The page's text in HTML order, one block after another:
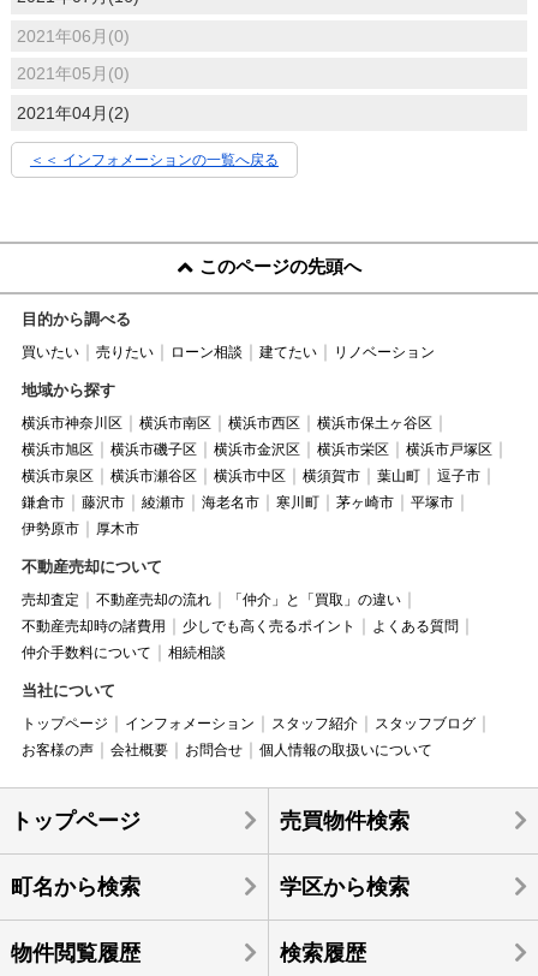
2021年06月(0)
2021年05月(0)
2021年04月(2)
＜＜ インフォメーションの一覧へ戻る
このページの先頭へ
目的から調べる
買いたい 売りたい ローン相談 建てたい リノベーション
地域から探す
横浜市神奈川区 横浜市南区 横浜市西区
横浜市保土ヶ谷区
横浜市旭区
横浜市磯子区 横浜市金沢区 横浜市栄区
横浜市戸塚区
横浜市泉区
横浜市瀬谷区 横浜市中区 横須賀市 葉山町
逗子市
鎌倉市
藤沢市 綾瀬市 海老名市 寒川町 茅ヶ崎市
平塚市
伊勢原市
厚木市
不動産売却について
売却査定 不動産売却の流れ
「仲介」と「買取」の違い
不動産売却時の諸費用
少しでも高く売るポイント
よくある質問
仲介手数料について
相続相談
当社について
トップページ インフォメーション スタッフ紹介
スタッフブログ
お客様の声
会社概要 お問合せ 個人情報の取扱いについて
トップページ 売買物件検索
町名から検索 学区から検索
物件閲覧履歴 検索履歴